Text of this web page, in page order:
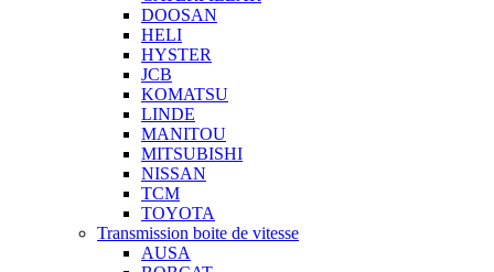
DOOSAN
HELI
HYSTER
JCB
KOMATSU
LINDE
MANITOU
MITSUBISHI
NISSAN
TCM
TOYOTA
Transmission boite de vitesse
AUSA